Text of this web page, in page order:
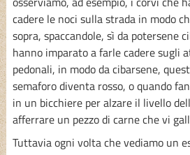
cadere le noci sulla strada in modo
sopra, spaccandole, sì da potersene
hanno imparato a farle cadere sugli
pedonali, in modo da cibarsene,
semaforo diventa rosso, o quando
in un bicchiere per alzare il livello
afferrare un pezzo di carne che vi
Tuttavia ogni volta che vediamo un